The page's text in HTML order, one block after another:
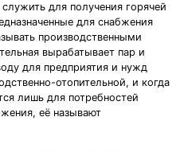
для получения горячей
для снабжения
производственными
вырабатывает пар и
для предприятия и нужд
отопительной, и когда
лишь для потребностей
её называют